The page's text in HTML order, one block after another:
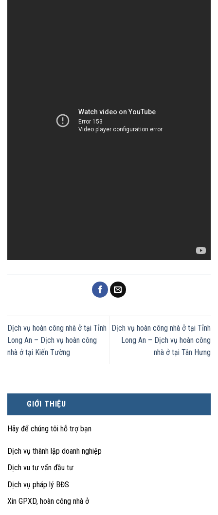
GIỚI THIỆU
Hãy để chúng tôi hỗ trợ bạn
Dịch vụ thành lập doanh nghiệp
Dịch vu tư vấn đầu tư
Dịch vụ pháp lý BĐS
Xin GPXD, hoàn công nhà ở
Dịch vụ hoàn công nhà ở tại Tỉnh
Long An – Dịch vụ hoàn công
nhà ở tại Kiến Tường
Dịch vụ hoàn công nhà ở tại Tỉnh
Long An – Dịch vụ hoàn công
nhà ở tại Tân Hưng